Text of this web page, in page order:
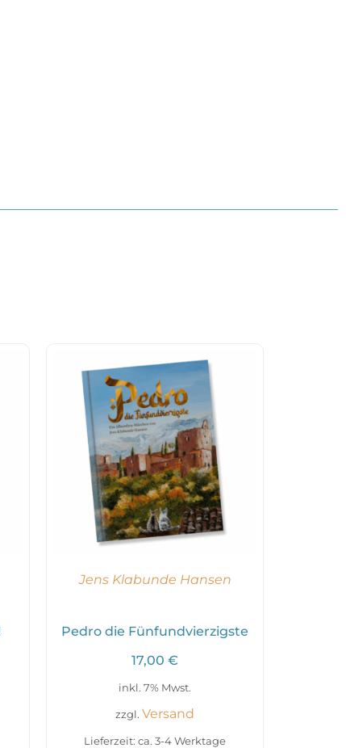
Jens Klabunde Hansen
Pedro die Fünfundvierzigste
17,00 €
inkl. 7% Mwst.
zzgl. Versand
Lieferzeit: ca. 3-4 Werktage